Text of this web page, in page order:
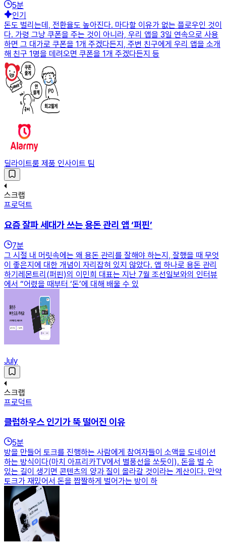
5분
인기
돈도 벌리는데, 전환율도 높아진다. 마다할 이유가 없는 플로우인 것이
다. 가령 그냥 쿠폰을 주는 것이 아니라, 우리 앱을 3일 연속으로 사용
하면 그 대가로 쿠폰을 1개 주겠다든지, 주변 친구에게 우리 앱을 소개
해 친구 1명을 데려오면 쿠폰을 1개 주겠다든지 등
딜라이트룸 제품 인사이트 팀
스크랩
프로덕트
요즘 잘파 세대가 쓰는 용돈 관리 앱 ‘퍼핀’
7분
그 시절 내 머릿속에는 왜 용돈 관리를 잘해야 하는지, 잘했을 때 무엇
이 좋은지에 대한 개념이 자리잡혀 있지 않았다. 앱 하나로 용돈 관리
하기레몬트리(퍼핀)의 이민희 대표는 지난 7월 조선일보와의 인터뷰
에서 “어렸을 때부터 ‘돈’에 대해 배울 수 있
July
스크랩
프로덕트
클럽하우스 인기가 뚝 떨어진 이유
5분
방을 만들어 토크를 진행하는 사람에게 참여자들이 소액을 도네이션
하는 방식이다(마치 아프리카TV에서 별풍선을 쏘듯이). 돈을 벌 수
있는 길이 생기면 콘텐츠의 양과 질이 올라갈 것이라는 계산이다. 만약
토크가 재밌어서 돈을 짭짤하게 벌어가는 방이 하